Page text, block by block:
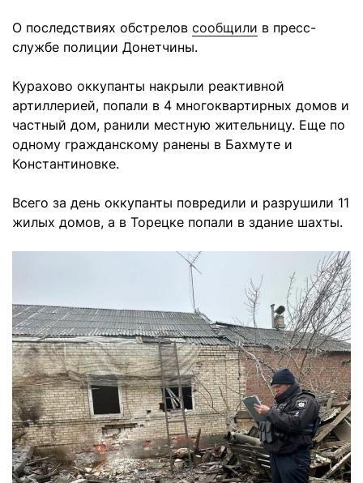
О последствиях обстрелов сообщили в пресс-
службе полиции Донетчины.
Курахово оккупанты накрыли реактивной
артиллерией, попали в 4 многоквартирных домов и
частный дом, ранили местную жительницу. Еще по
одному гражданскому ранены в Бахмуте и
Константиновке.
Всего за день оккупанты повредили и разрушили 11
жилых домов, а в Торецке попали в здание шахты.